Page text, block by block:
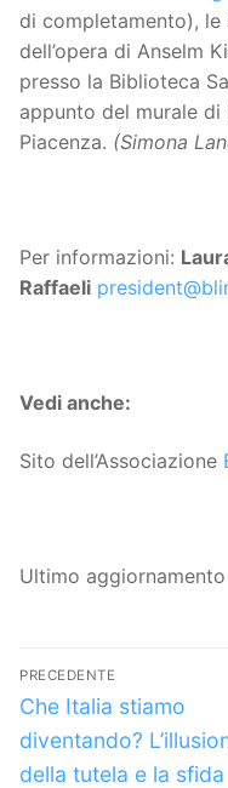
di completamento),
dell’opera di Anselm
presso la Biblioteca
appunto del murale di
Piacenza. (Simona
Per informazioni:
Raffaeli
Vedi anche:
Sito dell’Associazione
Ultimo
Navigazione
articoli
PRECEDENTE
Articolo
precedente:
Che Italia stiamo
diventando?
della tutela e la sfida